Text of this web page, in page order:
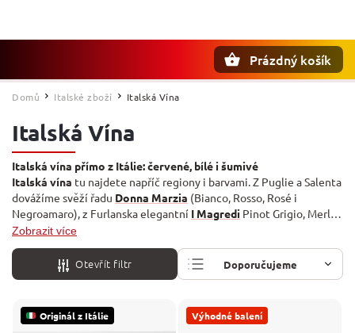
Prázdný košík
Domů / Italské zboží / Italská Vína
Italská Vína
Italská vína přímo z Itálie: červené, bílé i šumivé
Italská vína tu najdete napříč regiony i barvami. Z Puglie a Salenta
dovážíme svěží řadu Donna Marzia (Bianco, Rosso, Rosé i
Negroamaro), z Furlanska elegantní I Magredi Pinot Grigio, Merlot
a Cabernet. Toskánu zastupuje renomované
Antinori, šumivá vína pakValdoProsecco a sladkéMartiniAsti.
Vína pocházejí přímo z Itálie.
Zobrazit více
Doporučujeme
Otevřít filtr
Originál z Itálie Výhodné balení